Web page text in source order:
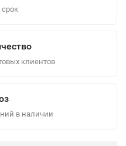
клиентов
в наличии